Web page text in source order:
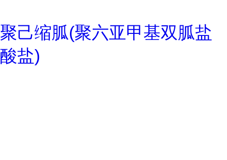
聚己缩胍(聚六亚甲基双胍盐
酸盐)